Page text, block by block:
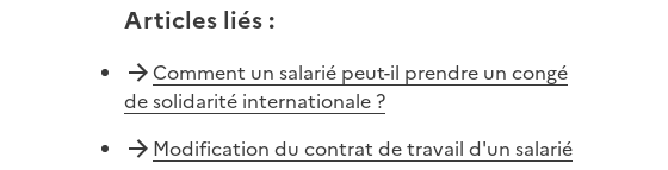
Articles liés:
Comment un salarié peut-il prendre un congé
de solidarité internationale ?
Modification du contrat de travail d'un salarié